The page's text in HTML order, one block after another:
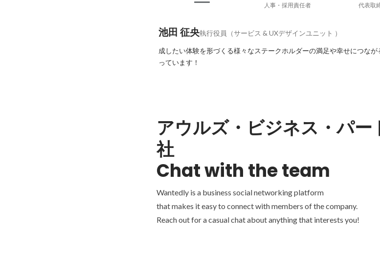
人事・採用責任者 代表取
池田 征央執行役員（サービス & UXデザインユニット ）
成したい体験を形づくる様々なステークホルダーの満足や幸せにつな
っています！
アウルズ・ビジネス・パー
社
Chat with the team
Wantedly is a business social networking platform
that makes it easy to connect with members of the company.
Reach out for a casual chat about anything that interests you!